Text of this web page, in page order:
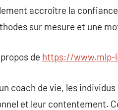
accroître la
sur mesure et une
de https://www.mlp-
coach de vie, les
et leur contentement.